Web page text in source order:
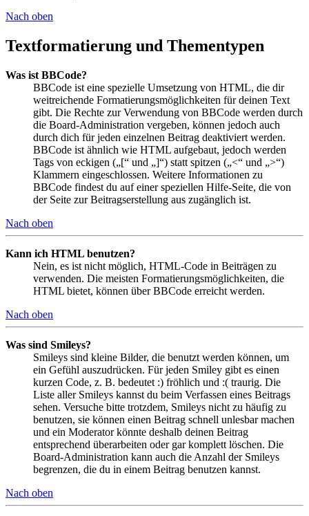
Nach oben
Textformatierung und Thementypen
Was ist BBCode?
BBCode ist eine spezielle Umsetzung von HTML, die dir
weitreichende Formatierungsmöglichkeiten für deinen Text
gibt. Die Rechte zur Verwendung von BBCode werden durch
die Board-Administration vergeben, können jedoch auch
durch dich für jeden einzelnen Beitrag deaktiviert werden.
BBCode ist ähnlich wie HTML aufgebaut, jedoch werden
Tags von eckigen („[“ und „]“) statt spitzen („<“ und „>“)
Klammern eingeschlossen. Weitere Informationen zu
BBCode findest du auf einer speziellen Hilfe-Seite, die von
der Seite zur Beitragserstellung aus zugänglich ist.
Nach oben
Kann ich HTML benutzen?
Nein, es ist nicht möglich, HTML-Code in Beiträgen zu
verwenden. Die meisten Formatierungsmöglichkeiten, die
HTML bietet, können über BBCode erreicht werden.
Nach oben
Was sind Smileys?
Smileys sind kleine Bilder, die benutzt werden können, um
ein Gefühl auszudrücken. Für jeden Smiley gibt es einen
kurzen Code, z. B. bedeutet :) fröhlich und :( traurig. Die
Liste aller Smileys kannst du beim Verfassen eines Beitrags
sehen. Versuche bitte trotzdem, Smileys nicht zu häufig zu
benutzen, sie können einen Beitrag schnell unlesbar machen
und ein Moderator könnte deshalb deinen Beitrag
entsprechend überarbeiten oder gar komplett löschen. Die
Board-Administration kann auch die Anzahl der Smileys
begrenzen, die du in einem Beitrag benutzen kannst.
Nach oben